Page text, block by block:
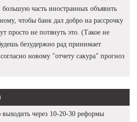
большую часть иностранных объявить
чтобы банк дал добро на рассрочку
просто не потянуть это. (Такое не
безудержно рад принимает
новому "отчету сакура" прогноз
через 10-20-30 реформы